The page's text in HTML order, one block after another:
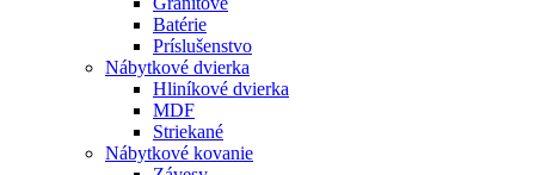
Batérie
Príslušenstvo
Nábytkové dvierka
Hliníkové dvierka
MDF
Striekané
Nábytkové kovanie